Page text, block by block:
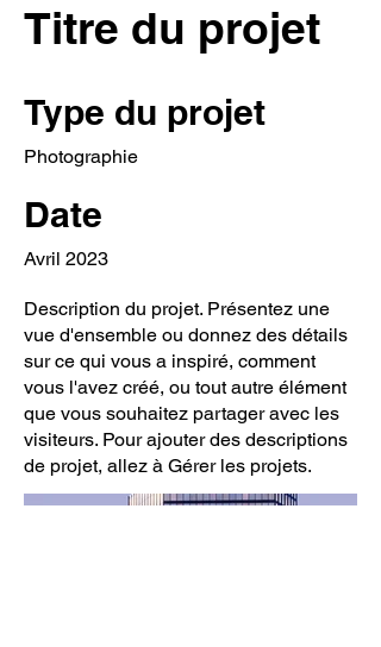
Titre du projet
Type du projet
Photographie
Date
Avril 2023
Description du projet. Présentez une
vue d'ensemble ou donnez des détails
sur ce qui vous a inspiré, comment
vous l'avez créé, ou tout autre élément
que vous souhaitez partager avec les
visiteurs. Pour ajouter des descriptions
de projet, allez à Gérer les projets.